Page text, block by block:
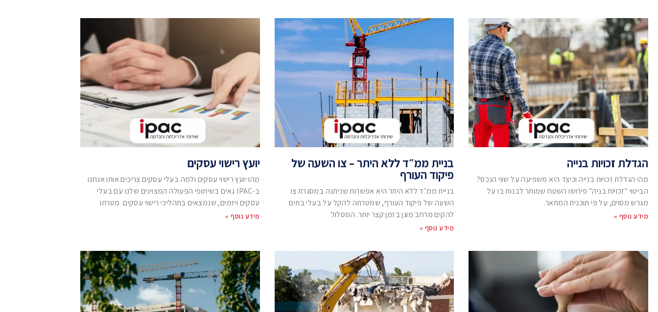
הגדלת זכויות בנייה
מהי הגדלת זכויות בנייה וכיצד היא משפיעה על שווי הנכס?
הביטוי "זכויות בניה" פירושו השטח שמותר לבנות בו על
מגרש מסוים, על פי תוכנית המתאר.
מידע נוסף »
בניית ממ״ד ללא היתר – צו השעה של
פיקוד העורף
בניית ממ״ד ללא היתר היא אפשרות שניתנה במסגרת צו
השעה של פיקוד העורף, שמטרתה להקל על בעלי בתים
להקים מרחב מוגן בזמן קצר יותר. המסלול
מידע נוסף »
יועץ רישוי עסקים
מהו יועץ רישוי עסקים ולמה בעלי עסקים צריכים אותו אנחנו
ב-IPAC גאים בשיתופי הפעולה המצוינים שלנו עם בעלי
עסקים ויזמים, שנמצאים בתהליכי רישוי עסקים. מטרתו
מידע נוסף »